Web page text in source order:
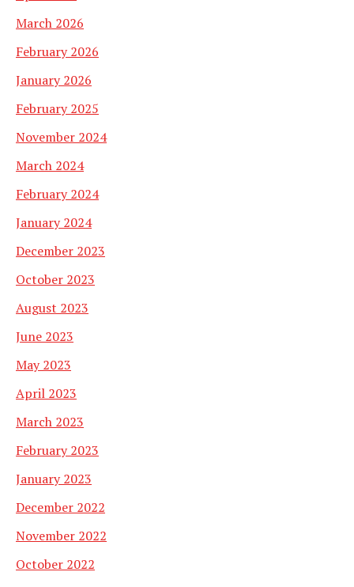
March 2026
February 2026
January 2026
February 2025
November 2024
March 2024
February 2024
January 2024
December 2023
October 2023
August 2023
June 2023
May 2023
April 2023
March 2023
February 2023
January 2023
December 2022
November 2022
October 2022